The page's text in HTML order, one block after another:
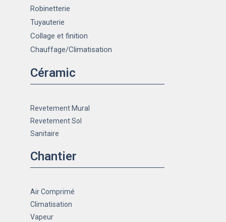
Robinetterie
Tuyauterie
Collage et finition
Chauffage/Climatisation
Céramic
Revetement Mural
Revetement Sol
Sanitaire
Chantier
Air Comprimé
Climatisation
Vapeur